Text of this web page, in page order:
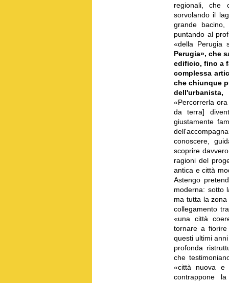
regionali, che
sorvolando il
grande
puntando al
«della Perugia
Perugia», che
edificio, fino a
complessa
che chiunque
«Percorrerla
da terra]
giustamente
conoscere,
scoprire
ragioni del
antica e città
Astengo
moderna: sotto
ma tutta la
collegamento
«una città
tornare a
questi ultimi
profonda
che
«città nuova e
contrappone